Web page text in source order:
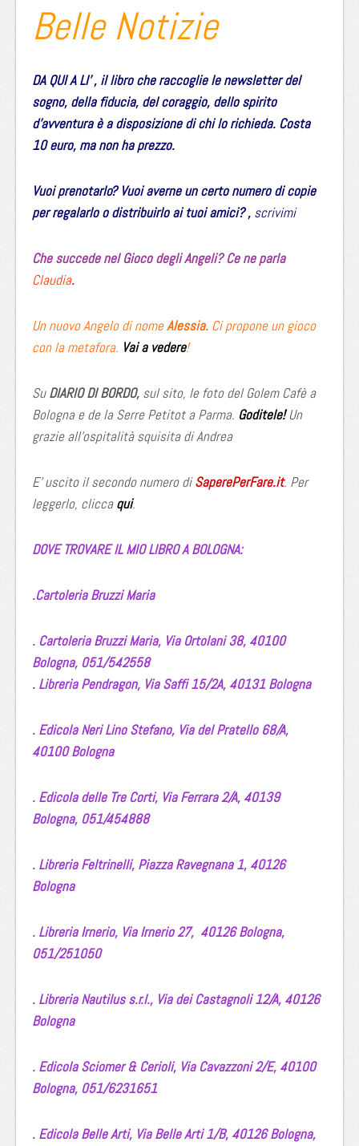
Belle Notizie
DA QUI A LI’ , il libro che raccoglie le newsletter del
sogno, della fiducia, del coraggio, dello spirito
d’avventura è a disposizione di chi lo richieda. Costa
10 euro, ma non ha prezzo.
Vuoi prenotarlo? Vuoi averne un certo numero di copie
per regalarlo o distribuirlo ai tuoi amici? , scrivimi
Che succede nel Gioco degli Angeli? Ce ne parla
Claudia.
Un nuovo Angelo di nomeAlessia. Ci propone un gioco
con la metafora. Vai a vedere!
SuDIARIO DI BORDO, sul sito, le foto del Golem Cafè a
Bologna e de la Serre Petitot a Parma. Goditele!Un
grazie all’ospitalità squisita di Andrea
E’ uscito il secondo numero diSaperePerFare.it. Per
leggerlo, cliccaqui.
DOVE TROVARE IL MIO LIBRO A BOLOGNA:
.Cartoleria Bruzzi Maria
. Cartoleria Bruzzi Maria, Via Ortolani 38, 40100
Bologna, 051/542558
. Libreria Pendragon, Via Saffi 15/2A, 40131 Bologna
. Edicola Neri Lino Stefano, Via del Pratello 68/A,
40100 Bologna
. Edicola delle Tre Corti, Via Ferrara 2/A, 40139
Bologna, 051/454888
. Libreria Feltrinelli, Piazza Ravegnana 1, 40126
Bologna
. Libreria Irnerio, Via Irnerio 27, 40126 Bologna,
051/251050
. Libreria Nautilus s.r.l., Via dei Castagnoli 12/A, 40126
Bologna
. Edicola Sciomer & Cerioli, Via Cavazzoni 2/E, 40100
Bologna, 051/6231651
. Edicola Belle Arti, Via Belle Arti 1/B, 40126 Bologna,